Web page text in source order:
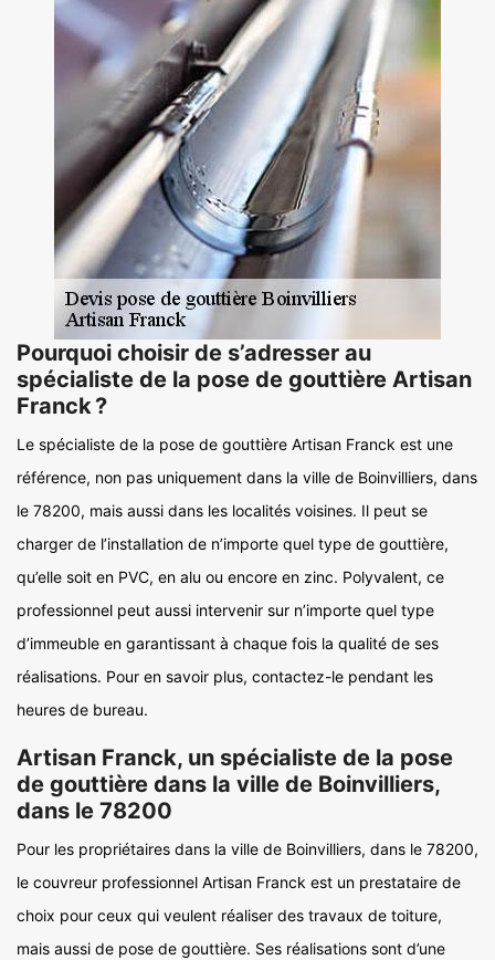
Pourquoi choisir de s’adresser au
spécialiste de la pose de gouttière Artisan
Franck ?
Le spécialiste de la pose de gouttière Artisan Franck est une
référence, non pas uniquement dans la ville de Boinvilliers, dans
le 78200, mais aussi dans les localités voisines. Il peut se
charger de l’installation de n’importe quel type de gouttière,
qu’elle soit en PVC, en alu ou encore en zinc. Polyvalent, ce
professionnel peut aussi intervenir sur n’importe quel type
d’immeuble en garantissant à chaque fois la qualité de ses
réalisations. Pour en savoir plus, contactez-le pendant les
heures de bureau.
Artisan Franck, un spécialiste de la pose
de gouttière dans la ville de Boinvilliers,
dans le 78200
Pour les propriétaires dans la ville de Boinvilliers, dans le 78200,
le couvreur professionnel Artisan Franck est un prestataire de
choix pour ceux qui veulent réaliser des travaux de toiture,
mais aussi de pose de gouttière. Ses réalisations sont d’une